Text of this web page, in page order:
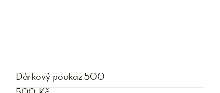
Dárkový poukaz 500